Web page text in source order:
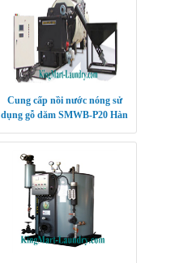
Cung cấp nồi nước nóng sử
dụng gỗ dăm SMWB-P20 Hàn